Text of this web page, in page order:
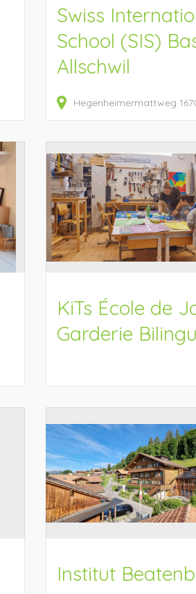
Swiss
School (SIS)
Allschwil
Hegenheimermattweg
KiTs École de
Garderie
Institut